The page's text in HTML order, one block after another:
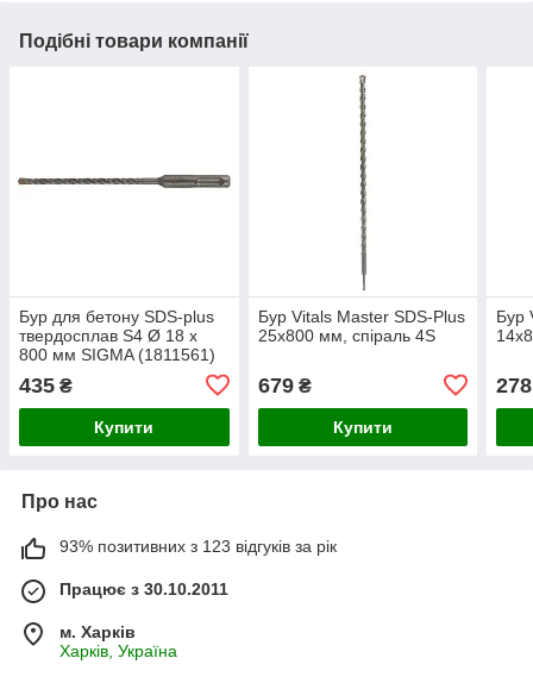
Подібні товари компанії
Бур для бетону SDS-plus
твердосплав S4 Ø 18 х
800 мм SIGMA (1811561)
435 ₴
Купити
Бур Vitals Master SDS-Plus
25х800 мм, спіраль 4S
679₴
Купити
Бур
278
Про нас
93% позитивних з 123 відгуків за рік
Працює з 30.10.2011
м. Харків
Харків, Україна